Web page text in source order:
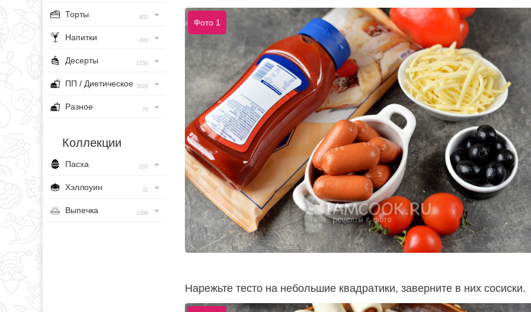
Торты 801
Напитки 491
Десерты 1256
ПП / Диетическое 3929
Разное 76
Коллекции
Пасха 237
Хэллоуин 31
Выпечка 1296
Фото 1
Нарежьте тесто на небольшие квадратики, заверните в них сосиски.